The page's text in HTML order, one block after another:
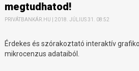
megtudhatod!
PRIVÁTBANKÁR.HU | 2018. JÚLIUS 31. 08:52
Érdekes és szórakoztató interaktív
mikrocenzus adataiból.